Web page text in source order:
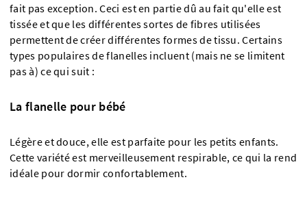
fait pas exception. Ceci est en partie dû au fait qu'elle est
tissée et que les différentes sortes de fibres utilisées
permettent de créer différentes formes de tissu. Certains
types populaires de flanelles incluent (mais ne se limitent
pas à) ce qui suit :
La flanelle pour bébé
Légère et douce, elle est parfaite pour les petits enfants.
Cette variété est merveilleusement respirable, ce qui la rend
idéale pour dormir confortablement.